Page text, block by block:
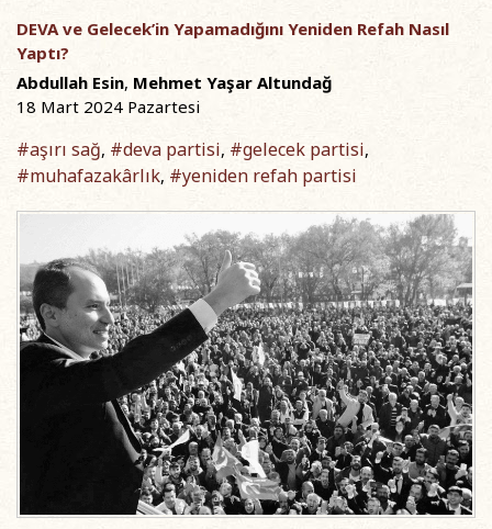
DEVA ve Gelecek’in Yapamadığını Yeniden Refah Nasıl
Yaptı?
Abdullah Esin, Mehmet Yaşar Altundağ
18 Mart 2024 Pazartesi
#aşırı sağ, #deva partisi, #gelecek partisi,
#muhafazakârlık, #yeniden refah partisi